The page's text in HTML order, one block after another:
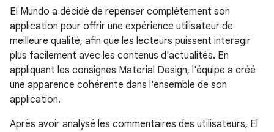
El Mundo a décidé de repenser complètement son
application pour offrir une expérience utilisateur de
meilleure qualité, afin que les lecteurs puissent interagir
plus facilement avec les contenus d'actualités. En
appliquant les consignes Material Design, l'équipe a créé
une apparence cohérente dans l'ensemble de son
application.
Après avoir analysé les commentaires des utilisateurs, El